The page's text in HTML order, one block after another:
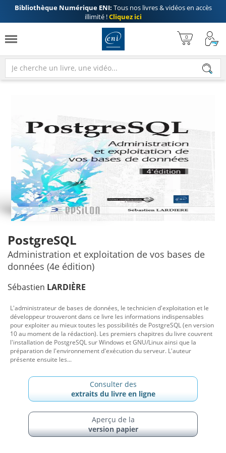
Bibliothèque Numérique ENI: Tous nos livres & vidéos en accès
illimité !Cliquez ici
PostgreSQL
Administration et exploitation de vos bases de
données (4e édition)
Sébastien LARDIÈRE
L'administrateur de bases de données, le technicien d'exploitation et le
développeur trouveront dans ce livre les informations indispensables
pour exploiter au mieux toutes les possibilités de PostgreSQL (en version
10 au moment de la rédaction). Les premiers chapitres du livre couvrent
l'installation de PostgreSQL sur Windows et GNU/Linux ainsi que la
préparation de l'environnement d'exécution du serveur. L'auteur
présente ensuite les...
Consulter des
extraits du livre en ligne
Aperçu de la
version papier